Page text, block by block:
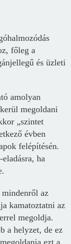
főleg a
és üzleti
amolyan
megoldani
„szintet
évben
felépítésén.
ha
az
kamatoztatni az
megoldja.
a helyzet, de ez
ezt a